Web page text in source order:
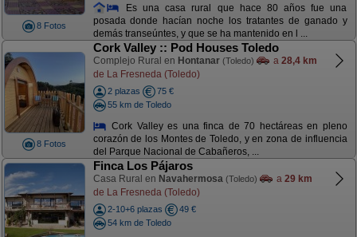
8 Fotos
Es una casa rural que hace 80 años fue una
posada donde hacían noche los tratantes de ganado y
demás transeúntes, y que se ha mantenido en l ...
8 Fotos
Cork Valley :: Pod Houses Toledo
Complejo Rural en Hontanar (Toledo) a 28,4 km
de La Fresneda (Toledo)
2 plazas
75 €
55 km de Toledo
Cork Valley es una finca de 70 hectáreas en pleno
corazón de los Montes de Toledo, y en zona de influencia
del Parque Nacional de Cabañeros, ...
Finca Los Pájaros
Casa Rural en Navahermosa (Toledo) a 29 km
de La Fresneda (Toledo)
2-10+6 plazas
49 €
54 km de Toledo